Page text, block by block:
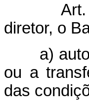
Art.
diretor, o
a)
ou a
das